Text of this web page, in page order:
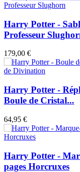
Harry Potter -
Professeur
179,00 €
Harry Potter -
Boule de Cristal...
64,95 €
Harry Potter -
pages Horcruxes